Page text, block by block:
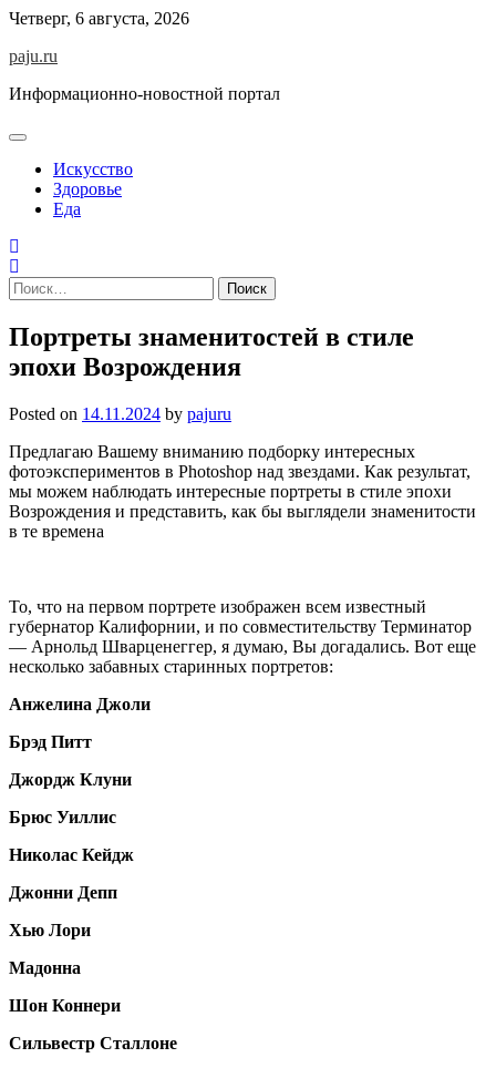
Skip
content
Четверг, 6 августа, 2026
paju.ru
Информационно-новостной портал
Искусство
Здоровье
Еда
Найти:
Портреты знаменитостей в стиле
эпохи Возрождения
Posted on 14.11.2024 by pajuru
Предлагаю Вашему вниманию подборку интересных
фотоэкспериментов в Photoshop над звездами. Как результат,
мы можем наблюдать интересные портреты в стиле эпохи
Возрождения и представить, как бы выглядели знаменитости
в те времена
То, что на первом портрете изображен всем известный
губернатор Калифорнии, и по совместительству Терминатор
— Арнольд Шварценеггер, я думаю, Вы догадались. Вот еще
несколько забавных старинных портретов:
Анжелина Джоли
Брэд Питт
Джордж Клуни
Брюс Уиллис
Николас Кейдж
Джонни Депп
Хью Лори
Мадонна
Шон Коннери
Сильвестр Сталлоне